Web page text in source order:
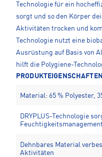
Technologie für ein
sorgt und so den Körper
Aktivitäten trocken und
Technologie nutzt eine
Ausrüstung auf Basis von
hilft die Polygiene-
PRODUKTEIGENSCHAFTEN
Material: 65 % Polyester,
DRYPLUS-Technologie
Dehnbares Material
Aktivitäten